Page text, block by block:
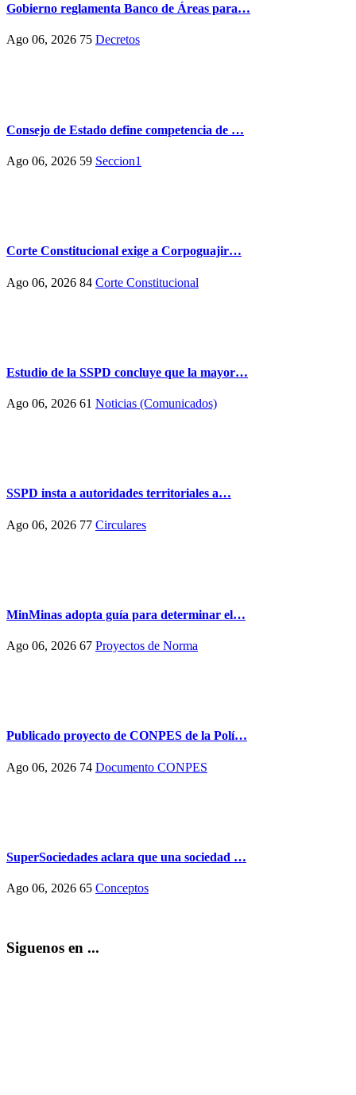
Gobierno reglamenta Banco de Áreas para…
Ago 06, 2026 75 Decretos
Consejo de Estado define competencia de …
Ago 06, 2026 59 Seccion1
Corte Constitucional exige a Corpoguajir…
Ago 06, 2026 84 Corte Constitucional
Estudio de la SSPD concluye que la mayor…
Ago 06, 2026 61 Noticias (Comunicados)
SSPD insta a autoridades territoriales a…
Ago 06, 2026 77 Circulares
MinMinas adopta guía para determinar el…
Ago 06, 2026 67 Proyectos de Norma
Publicado proyecto de CONPES de la Polí…
Ago 06, 2026 74 Documento CONPES
SuperSociedades aclara que una sociedad …
Ago 06, 2026 65 Conceptos
Siguenos en ...